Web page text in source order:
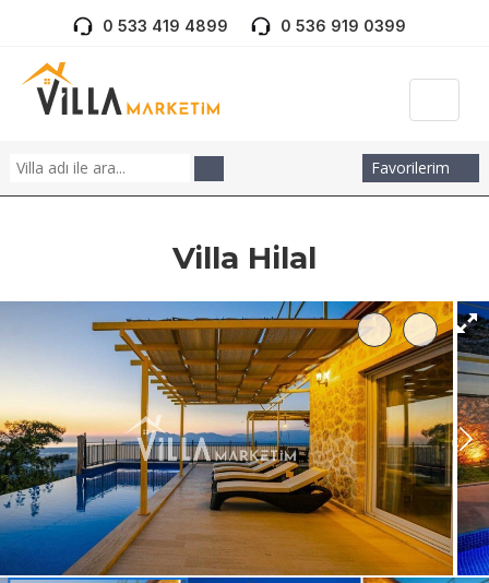
0 533 419 4899 0 536 919 0399
Favorilerim
Villa Hilal